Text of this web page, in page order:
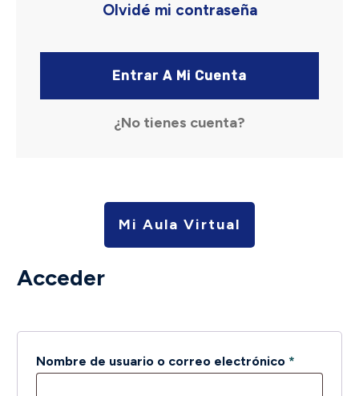
Olvidé mi contraseña
Entrar A Mi Cuenta
¿No tienes cuenta?
Mi Aula Virtual
Acceder
Nombre de usuario o correo electrónico *